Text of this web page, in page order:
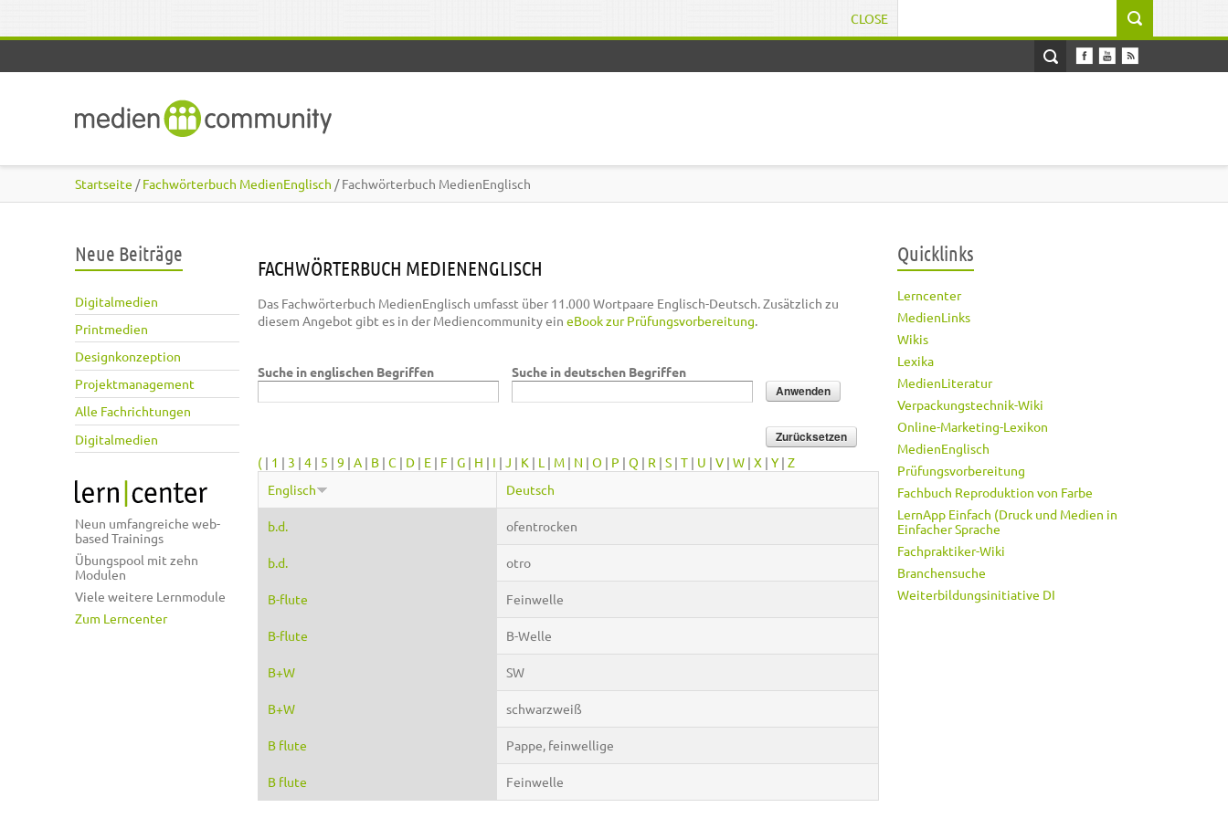
CLOSE
Startseite /Fachwörterbuch MedienEnglisch / Fachwörterbuch MedienEnglisch
Neue Beiträge
Digitalmedien
Printmedien
Designkonzeption
Projektmanagement
Alle Fachrichtungen
Digitalmedien
Neun umfangreiche web-
based Trainings
Übungspool mit zehn
Modulen
Viele weitere Lernmodule
Zum Lerncenter
FACHWÖRTERBUCH MEDIENENGLISCH
Das Fachwörterbuch MedienEnglisch umfasst über 11.000 Wortpaare Englisch-Deutsch. Zusätzlich zu
diesem Angebot gibt es in der Mediencommunity ein eBook zur Prüfungsvorbereitung.
Suche in englischen Begriffen Suche in deutschen Begriffen
( | 1 | 3 | 4 | 5 | 9 | A | B | C | D | E | F | G | H | I | J | K | L | M | N | O | P | Q | R | S | T | U | V | W | X | Y | Z
Englisch
Deutsch
b.d. ofentrocken
b.d. otro
B-flute Feinwelle
B-flute B-Welle
B+W SW
B+W schwarzweiß
B flute Pappe, feinwellige
B flute Feinwelle
Quicklinks
Lerncenter
MedienLinks
Wikis
Lexika
MedienLiteratur
Verpackungstechnik-Wiki
Online-Marketing-Lexikon
MedienEnglisch
Prüfungsvorbereitung
Fachbuch Reproduktion von Farbe
LernApp Einfach (Druck und Medien in
Einfacher Sprache
Fachpraktiker-Wiki
Branchensuche
Weiterbildungsinitiative DI